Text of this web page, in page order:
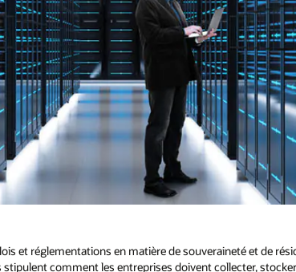
et réglementations en matière de souveraineté et de
stipulent comment les entreprises doivent collecter,